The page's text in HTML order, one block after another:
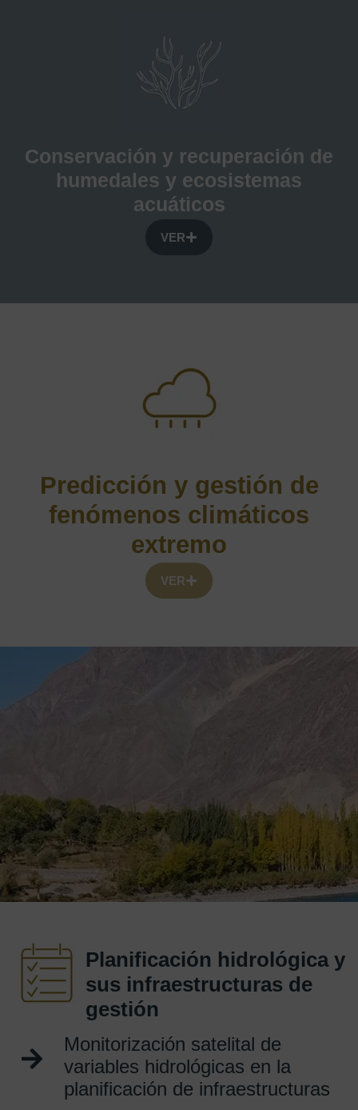
Conservación y recuperación de
humedales y ecosistemas
acuáticos
VER
Predicción y gestión de
fenómenos climáticos
extremo
VER
Planificación hidrológica y
sus infraestructuras de
gestión
Monitorización satelital de
variables hidrológicas en la
planificación de infraestructuras